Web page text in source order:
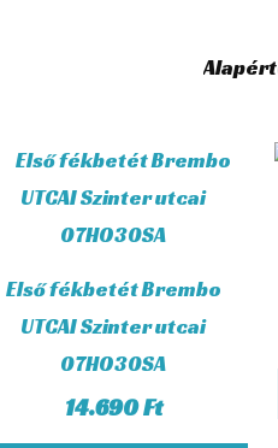
Első fékbetét Brembo
UTCAI Szinter utcai
07HO30SA
14.690Ft